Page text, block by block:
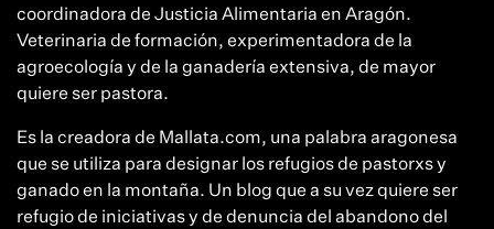
coordinadora de Justicia Alimentaria en Aragón.
Veterinaria de formación, experimentadora de la
agroecología y de la ganadería extensiva, de mayor
quiere ser pastora.
Es la creadora de Mallata.com, una palabra aragonesa
que se utiliza para designar los refugios de pastorxs y
ganado en la montaña. Un blog que a su vez quiere ser
refugio de iniciativas y de denuncia del abandono del